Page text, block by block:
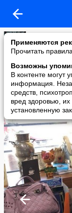
Применяются
Прочитать
Возможны
В контенте могут
информация.
средств,
вред здоровью,
установленную
Елена
added a photo
26 May в 12:08